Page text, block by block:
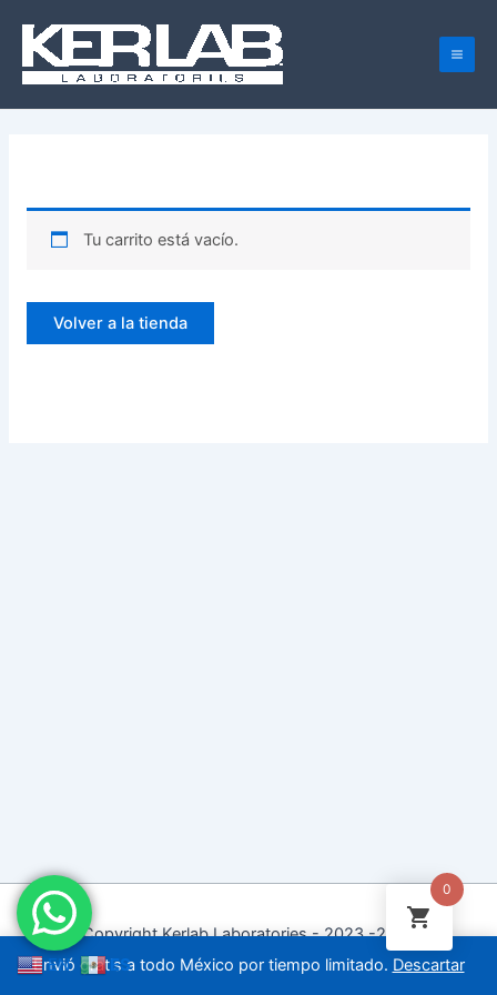
Envió gratis a todo México por tiempo limitado. Descartar
contenido
Tu carrito está vacío.
Volver a la tienda
Copyright Kerlab Laboratories - 2023 -2030
EN ES
0